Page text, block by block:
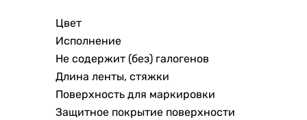
Цвет
Исполнение
Не содержит (без) галогенов
Длина ленты, стяжки
Поверхность для маркировки
Защитное покрытие поверхности